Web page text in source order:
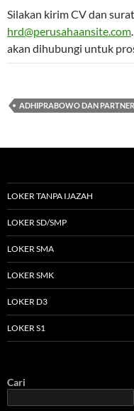
Silakan kirim CV dan
hrd@perusahaansite.com
akan dihubungi untuk
ADHIPRABOWO DAN
LOKER TANPA IJAZAH
LOKER SD/SMP
LOKER SMA
LOKER SMK
LOKER D3
LOKER S1
Cari